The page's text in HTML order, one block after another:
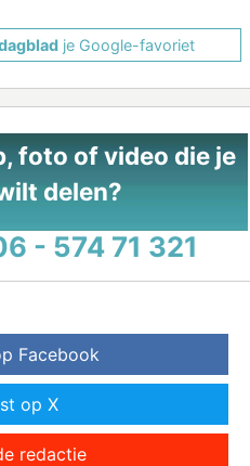
je Google-favoriet
foto of video die je
delen?
- 574 71 321
Facebook
op X
redactie